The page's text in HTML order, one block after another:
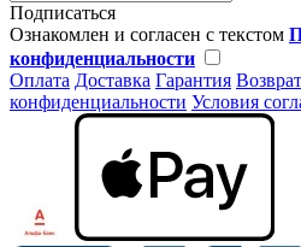
Подписаться
Ознакомлен и согласен с текстом
конфиденциальности
Оплата Доставка Гарантия
конфиденциальности Условия